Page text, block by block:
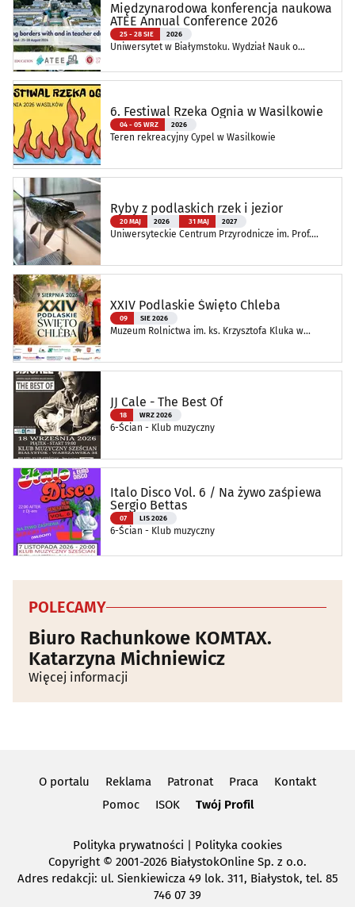
Międzynarodowa konferencja naukowa
ATEE Annual Conference 2026
25 - 28 SIE 2026
Uniwersytet w Białymstoku. Wydział Nauk o
6. Festiwal Rzeka Ognia w Wasilkowie
04 - 05 WRZ 2026
Teren rekreacyjny Cypel w Wasilkowie
Ryby z podlaskich rzek i jezior
20 MAJ 2026 31 MAJ 2027
Uniwersyteckie Centrum Przyrodnicze im. Prof.
XXIV Podlaskie Święto Chleba
09 SIE 2026
Muzeum Rolnictwa im. ks. Krzysztofa Kluka w
JJ Cale - The Best Of
18 WRZ 2026
6-Ścian - Klub muzyczny
Italo Disco Vol. 6 / Na żywo zaśpiewa
Sergio Bettas
07 LIS 2026
6-Ścian - Klub muzyczny
POLECAMY
Biuro Rachunkowe KOMTAX.
Katarzyna Michniewicz
Więcej informacji
O portalu Reklama Patronat Praca
Kontakt
Pomoc
ISOK Twój Profil
Polityka prywatności | Polityka cookies
Copyright© 2001-2026 BiałystokOnline Sp. z o.o.
Adres redakcji: ul. Sienkiewicza 49 lok. 311, Białystok, tel. 85
746 07 39